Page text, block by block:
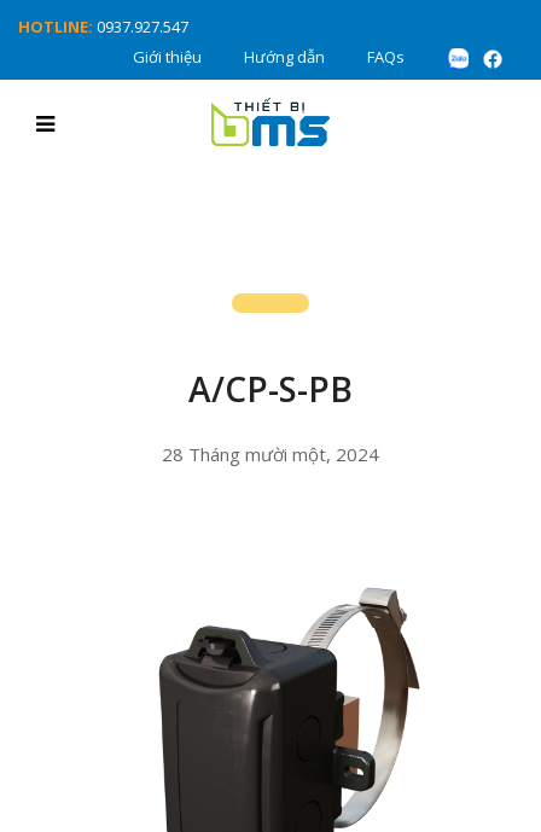
HOTLINE: 0937.927.547
Giới thiệu
Hướng dẫn FAQs
A/CP-S-PB
28 Tháng mười một, 2024